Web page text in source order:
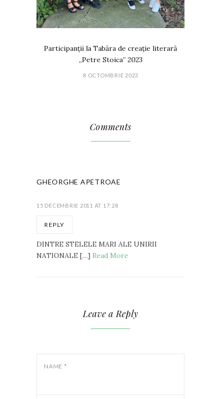
Participanții la Tabăra de creație literară
„Petre Stoica” 2023
8 OCTOMBRIE 2023
Comments
GHEORGHE APETROAE
15 DECEMBRIE 2011 AT 17:28
REPLY
DINTRE STELELE MARI ALE UNIRII
NATIONALE […] Read More
Leave a Reply
NAME *